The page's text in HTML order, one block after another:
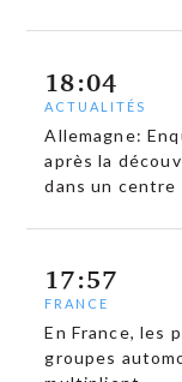
18:04
ACTUALITÉS
Allemagne:
après la
dans un
17:57
FRANCE
En France, les
groupes